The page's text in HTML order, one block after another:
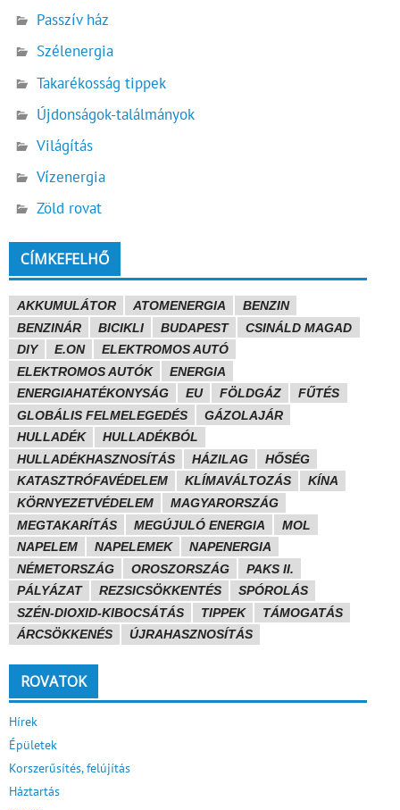
Passzív ház
Szélenergia
Takarékosság tippek
Újdonságok-találmányok
Világítás
Vízenergia
Zöld rovat
CÍMKEFELHŐ
AKKUMULÁTOR ATOMENERGIA
BENZIN
BENZINÁR
BICIKLI BUDAPEST
CSINÁLD MAGAD
DIY
E.ON
ELEKTROMOS AUTÓ
ELEKTROMOS AUTÓK
ENERGIA
ENERGIAHATÉKONYSÁG
EU FÖLDGÁZ
FŰTÉS
GLOBÁLIS FELMELEGEDÉS
GÁZOLAJÁR
HULLADÉK
HULLADÉKBÓL
HULLADÉKHASZNOSÍTÁS
HÁZILAG
HŐSÉG
KATASZTRÓFAVÉDELEM
KLÍMAVÁLTOZÁS
KÍNA
KÖRNYEZETVÉDELEM
MAGYARORSZÁG
MEGTAKARÍTÁS
MEGÚJULÓ ENERGIA
MOL
NAPELEM
NAPELEMEK
NAPENERGIA
NÉMETORSZÁG
OROSZORSZÁG
PAKS II.
PÁLYÁZAT
REZSICSÖKKENTÉS
SPÓROLÁS
SZÉN-DIOXID-KIBOCSÁTÁS
TIPPEK
TÁMOGATÁS
ÁRCSÖKKENÉS
ÚJRAHASZNOSÍTÁS
ROVATOK
Hírek
Épületek
Korszerűsítés, felújítás
Háztartás